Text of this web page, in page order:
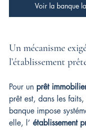
Voir la banque
Un mécanisme
l’établissement
Pour un prêt
prêt est, dans les
banque impose
elle, l’ établissement